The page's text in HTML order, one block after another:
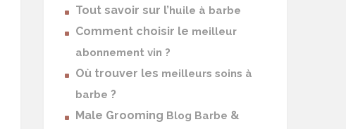
Tout savoir sur l’ huile à barbe
Comment choisir le meilleur
abonnement vin ?
Où trouver les meilleurs soins à
barbe ?
Male Grooming Blog Barbe &